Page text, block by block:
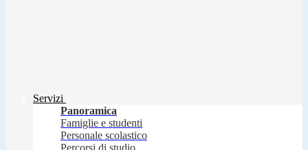
Servizi
Panoramica
Famiglie e studenti
Personale scolastico